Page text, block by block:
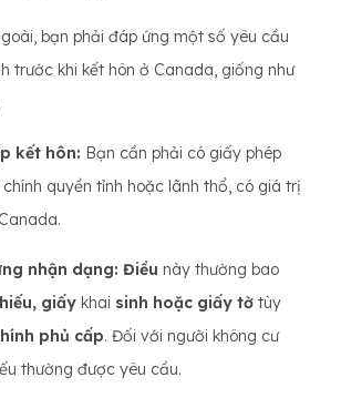
bạn phải đáp ứng một số yêu cầu
trước khi kết hôn ở Canada, giống như
kết hôn: Bạn cần phải có giấy phép
chính quyền tỉnh hoặc lãnh thổ, có giá trị
nhận dạng: Điều này thường bao
giấy khai sinh hoặc giấy tờ tùy
phủ cấp. Đối với người không cư
thường được yêu cầu.